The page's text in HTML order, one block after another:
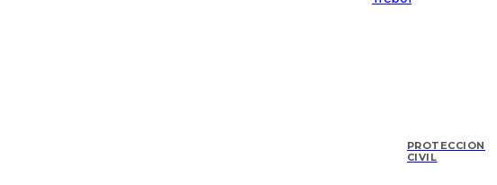
PROTECCIÓN
CIVIL